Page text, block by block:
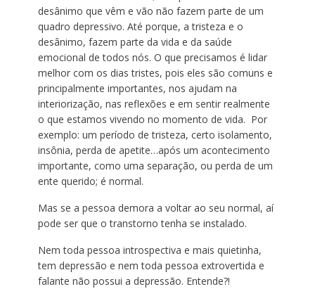
desânimo que vêm e vão não fazem parte de um
quadro depressivo. Até porque, a tristeza e o
desânimo, fazem parte da vida e da saúde
emocional de todos nós. O que precisamos é lidar
melhor com os dias tristes, pois eles são comuns e
principalmente importantes, nos ajudam na
interiorização, nas reflexões e em sentir realmente
o que estamos vivendo no momento de vida. Por
exemplo: um período de tristeza, certo isolamento,
insônia, perda de apetite…após um acontecimento
importante, como uma separação, ou perda de um
ente querido; é normal.
Mas se a pessoa demora a voltar ao seu normal, aí
pode ser que o transtorno tenha se instalado.
Nem toda pessoa introspectiva e mais quietinha,
tem depressão e nem toda pessoa extrovertida e
falante não possui a depressão. Entende?!